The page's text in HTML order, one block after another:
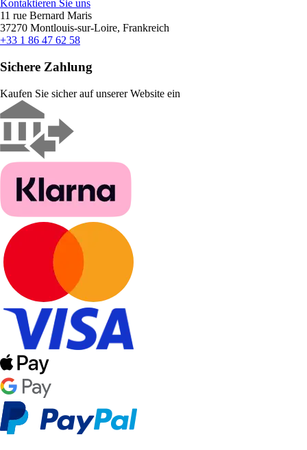
Kontaktieren Sie uns
11 rue Bernard Maris
37270 Montlouis-sur-Loire, Frankreich
+33 1 86 47 62 58
Sichere Zahlung
Kaufen Sie sicher auf unserer Website ein